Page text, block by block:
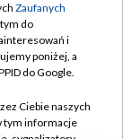
Zaufanych
do
i
poniżej, a
do Google.
Ciebie naszych
tym informacje